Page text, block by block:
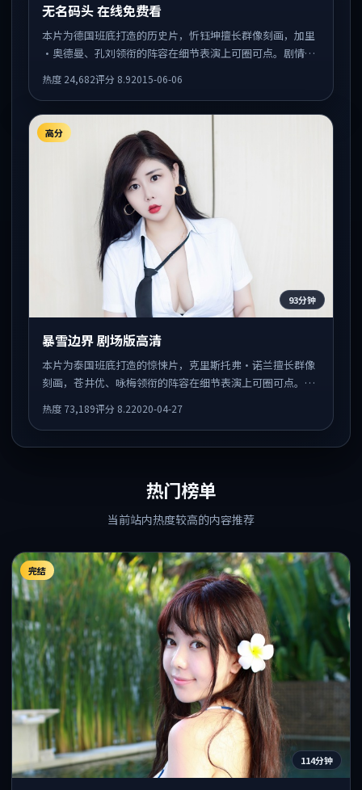
无名码头 在线免费看
本片为德国班底打造的历史片，忻钰坤擅长群像刻画，加里
·奥德曼、孔刘领衔的阵容在细节表演上可圈可点。剧情围
热度 24,682评分 8.92015-06-06
高分
93分钟
暴雪边界 剧场版高清
本片为泰国班底打造的惊悚片，克里斯托弗·诺兰擅长群像
刻画，苍井优、咏梅领衔的阵容在细节表演上可圈可点。剧
热度 73,189评分 8.22020-04-27
热门榜单
当前站内热度较高的内容推荐
完结
114分钟